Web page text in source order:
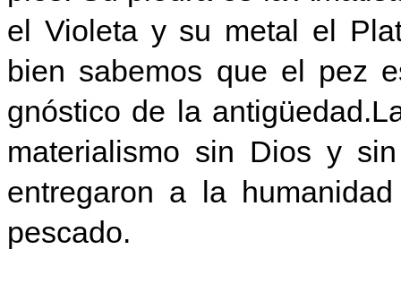
el Violeta y su metal el
bien sabemos que el pez
gnóstico de la antigüedad.
materialismo sin Dios y
entregaron a la
pescado.